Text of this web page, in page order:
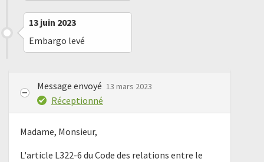
13 juin 2023
Embargo levé
Message envoyé 13 mars 2023
Réceptionné
Madame, Monsieur,
L'article L322-6 du Code des relations entre le